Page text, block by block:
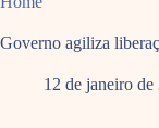
Governo agiliza
12 de janeiro de